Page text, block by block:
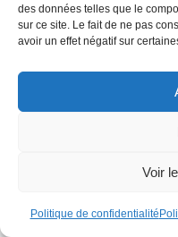
des données telles que le
sur ce site. Le fait de ne pas
avoir un effet négatif sur
Voir
Politique de confidentialité
contraindre ses
Quelle est la
Luxembourg ?